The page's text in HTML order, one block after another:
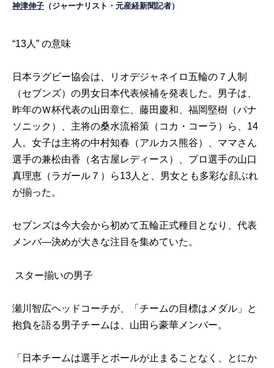
神津伸子 （ジャーナリスト・元産経新聞記者）
“13人” の意味
日本ラグビー協会は、リオデジャネイロ五輪の７人制
（セブンズ）の男女日本代表候補を発表した。男子は、
昨年のＷ杯代表の山田章仁、藤田慶和、福岡堅樹（パナ
ソニック）、主将の桑水流裕策（コカ・コーラ）ら、14
人。女子は主将の中村知春（アルカス熊谷）、ママさん
選手の兼松由香（名古屋レディース）、プロ選手の山口
真理恵（ラガール７）ら13人と、男女とも多彩な顔ぶれ
が揃った。
セブンズは今大会から初めて五輪正式種目となり、代表
メンバ―決めが大きな注目を集めていた。
スター揃いの男子
瀬川智広ヘッドコーチが、「チームの目標はメダル」と
抱負を語る男子チームは、山田ら豪華メンバー。
「日本チームは選手とボールが止まることなく、とにか